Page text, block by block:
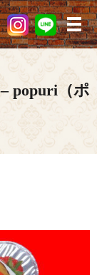
メ
popuri（ポ